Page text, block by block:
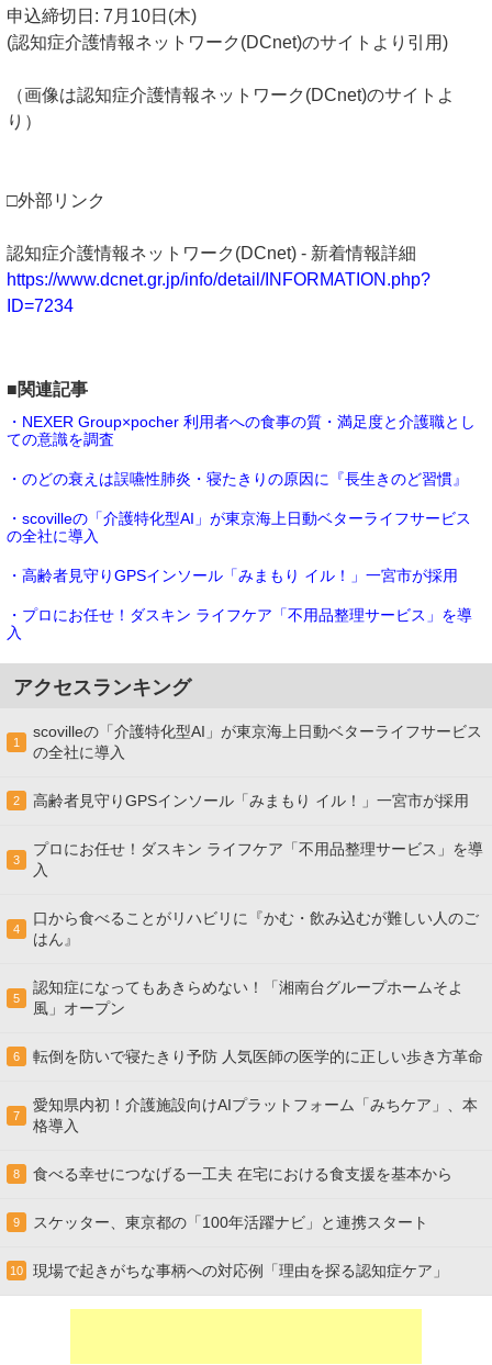
申込締切日: 7月10日(木)
(認知症介護情報ネットワーク(DCnet)のサイトより引用)
（画像は認知症介護情報ネットワーク(DCnet)のサイトよ
り）
□外部リンク
認知症介護情報ネットワーク(DCnet) - 新着情報詳細
https://www.dcnet.gr.jp/info/detail/INFORMATION.php?
ID=7234
■関連記事
・NEXER Group×pocher 利用者への食事の質・満足度と介護職とし
ての意識を調査
・のどの衰えは誤嚥性肺炎・寝たきりの原因に『長生きのど習慣』
・scovilleの「介護特化型AI」が東京海上日動ベターライフサービス
の全社に導入
・高齢者見守りGPSインソール「みまもり イル！」一宮市が採用
・プロにお任せ！ダスキン ライフケア「不用品整理サービス」を導
入
アクセスランキング
1
scovilleの「介護特化型AI」が東京海上日動ベターライフサービス
の全社に導入
2 高齢者見守りGPSインソール「みまもり イル！」一宮市が採用
3
プロにお任せ！ダスキン ライフケア「不用品整理サービス」を導
入
4
口から食べることがリハビリに『かむ・飲み込むが難しい人のご
はん』
5
認知症になってもあきらめない！「湘南台グループホームそよ
風」オープン
6 転倒を防いで寝たきり予防 人気医師の医学的に正しい歩き方革命
7
愛知県内初！介護施設向けAIプラットフォーム「みちケア」、本
格導入
8 食べる幸せにつなげる一工夫 在宅における食支援を基本から
9 スケッター、東京都の「100年活躍ナビ」と連携スタート
10 現場で起きがちな事柄への対応例「理由を探る認知症ケア」